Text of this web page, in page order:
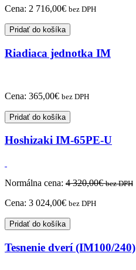
Cena: 2 716,00€ bez DPH
Pridať do košíka
Riadiaca jednotka IM
Cena: 365,00€ bez DPH
Pridať do košíka
Hoshizaki IM-65PE-U
Normálna cena: 4 320,00€ bez DPH
Cena: 3 024,00€ bez DPH
Pridať do košíka
Tesnenie dverí (IM100/240)